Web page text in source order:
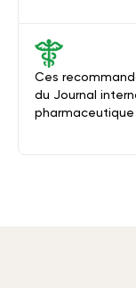
Ces
du Journal